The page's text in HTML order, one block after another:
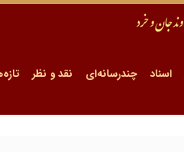
اسناد چندرسانه‌ای نقد و نظر